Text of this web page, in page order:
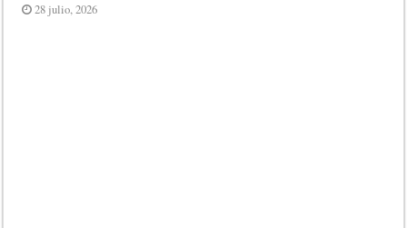
28 julio, 2026